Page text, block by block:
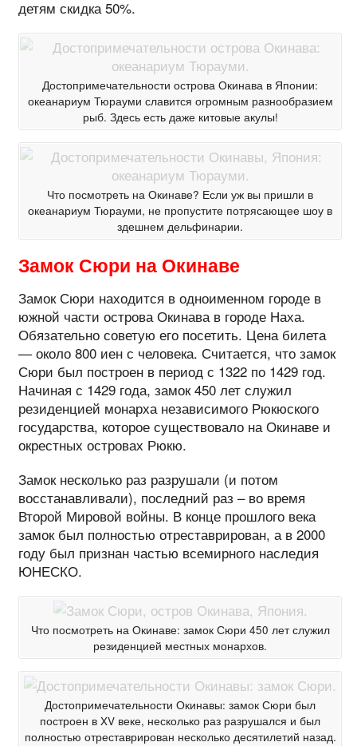
детям скидка 50%.
Достопримечательности острова Окинава в Японии:
океанариум Тюрауми славится огромным разнообразием
рыб. Здесь есть даже китовые акулы!
Что посмотреть на Окинаве? Если уж вы пришли в
океанариум Тюрауми, не пропустите потрясающее шоу в
здешнем дельфинарии.
Замок Сюри на Окинаве
Замок Сюри находится в одноименном городе в
южной части острова Окинава в городе Наха.
Обязательно советую его посетить. Цена билета
— около 800 иен с человека. Считается, что замок
Сюри был построен в период с 1322 по 1429 год.
Начиная с 1429 года, замок 450 лет служил
резиденцией монарха независимого Рюкюского
государства, которое существовало на Окинаве и
окрестных островах Рюкю.
Замок несколько раз разрушали (и потом
восстанавливали), последний раз – во время
Второй Мировой войны. В конце прошлого века
замок был полностью отреставрирован, а в 2000
году был признан частью всемирного наследия
ЮНЕСКО.
Что посмотреть на Окинаве: замок Сюри 450 лет служил
резиденцией местных монархов.
Достопримечательности Окинавы: замок Сюри был
построен в XV веке, несколько раз разрушался и был
полностью отреставрирован несколько десятилетий назад.